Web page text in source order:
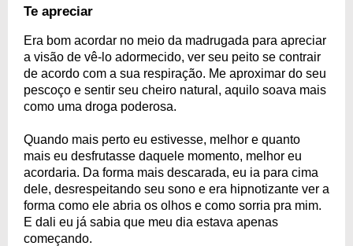
Te apreciar
Era bom acordar no meio da madrugada para apreciar
a visão de vê-lo adormecido, ver seu peito se contrair
de acordo com a sua respiração. Me aproximar do seu
pescoço e sentir seu cheiro natural, aquilo soava mais
como uma droga poderosa.
Quando mais perto eu estivesse, melhor e quanto
mais eu desfrutasse daquele momento, melhor eu
acordaria. Da forma mais descarada, eu ia para cima
dele, desrespeitando seu sono e era hipnotizante ver a
forma como ele abria os olhos e como sorria pra mim.
E dali eu já sabia que meu dia estava apenas
começando.